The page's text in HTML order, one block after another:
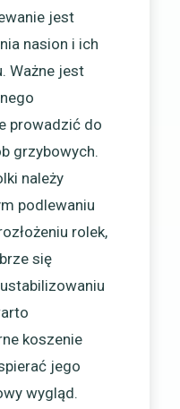
jest
nasion i ich
Ważne jest
prowadzić do
grzybowych.
należy
podlewaniu
rolek,
się
koszenie
jego
wygląd.